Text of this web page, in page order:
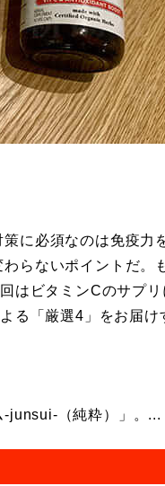
に必須なのは免疫力
らないポイントだ。
はビタミンCのサプリ
る「厳選4」をお届け
junsui-（純粋）」。...